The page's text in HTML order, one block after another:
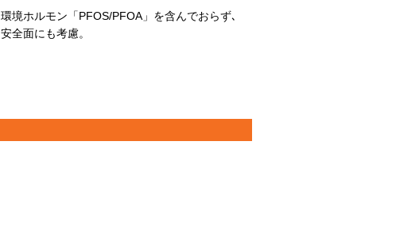
環境ホルモン「PFOS/PFOA」を含んでおらず､
安全面にも考慮。